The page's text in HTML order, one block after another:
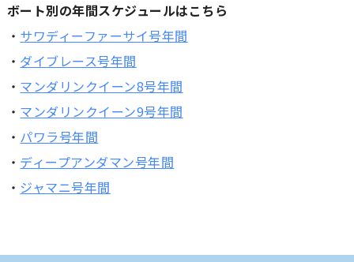
ボート別の年間スケジュールはこちら
・ サワディーファーサイ号年間
・ ダイブレース号年間
・ マンダリンクイーン8号年間
・ マンダリンクイーン9号年間
・ パワラ号年間
・ ディープアンダマン号年間
・ ジャマニ号年間